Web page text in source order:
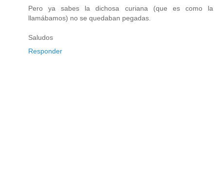
Pero ya sabes la dichosa curiana (que es como la
llamábamos) no se quedaban pegadas.
Saludos
Responder